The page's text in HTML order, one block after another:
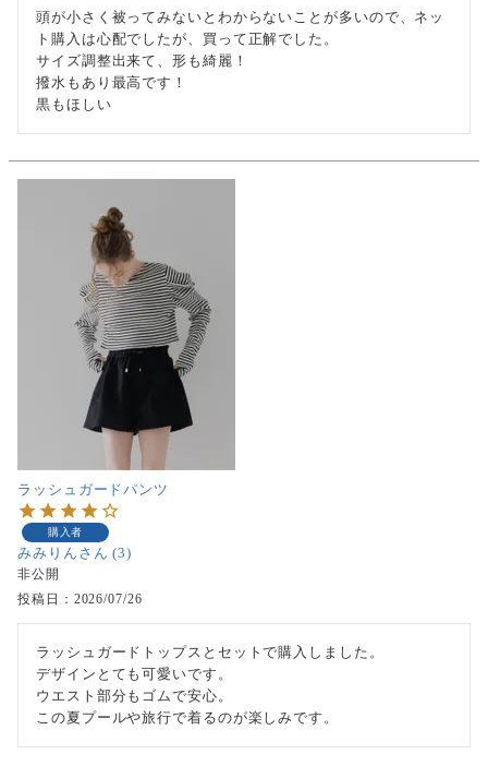
頭が小さく被ってみないとわからないことが多いので、ネッ
ト購入は心配でしたが、買って正解でした。
サイズ調整出来て、形も綺麗！
撥水もあり最高です！
黒もほしい
ラッシュガードパンツ
購入者
みみりん 3
非公開
投稿日
2026/07/26
ラッシュガードトップスとセットで購入しました。
デザインとても可愛いです。
ウエスト部分もゴムで安心。
この夏プールや旅行で着るのが楽しみです。